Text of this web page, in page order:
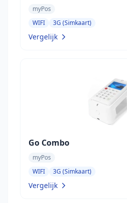
myPos
WIFI
3G (Simkaart)
Vergelijk
Go Combo
myPos
WIFI
3G (Simkaart)
Vergelijk